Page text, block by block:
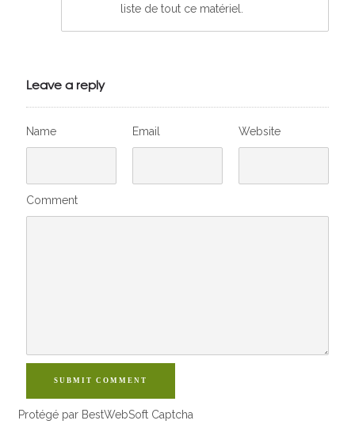
liste de tout ce matériel.
Leave a reply
Name Email Website
Comment
SUBMIT COMMENT
Protégé par BestWebSoft Captcha